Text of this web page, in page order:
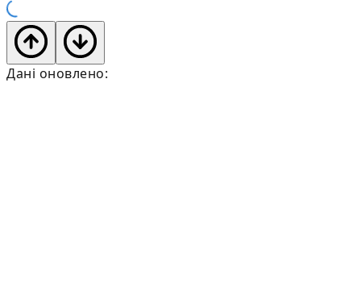
Дані оновлено: